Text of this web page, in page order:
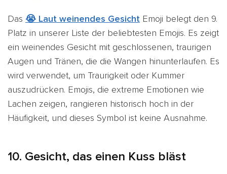
Das 😭 Laut weinendes Gesicht Emoji belegt den 9.
Platz in unserer Liste der beliebtesten Emojis. Es zeigt
ein weinendes Gesicht mit geschlossenen, traurigen
Augen und Tränen, die die Wangen hinunterlaufen. Es
wird verwendet, um Traurigkeit oder Kummer
auszudrücken. Emojis, die extreme Emotionen wie
Lachen zeigen, rangieren historisch hoch in der
Häufigkeit, und dieses Symbol ist keine Ausnahme.
10. Gesicht, das einen Kuss bläst